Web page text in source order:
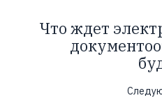
Что ждет